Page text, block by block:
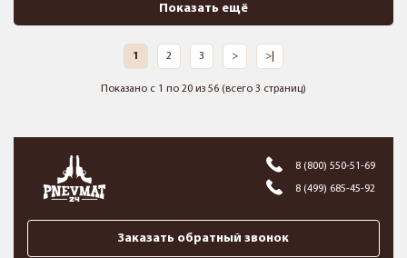
Показать ещё
1 2 3 > >|
Показано с 1 по 20 из 56 (всего 3 страниц)
8 (800) 550-51-69
8 (499) 685-45-92
Заказать обратный звонок